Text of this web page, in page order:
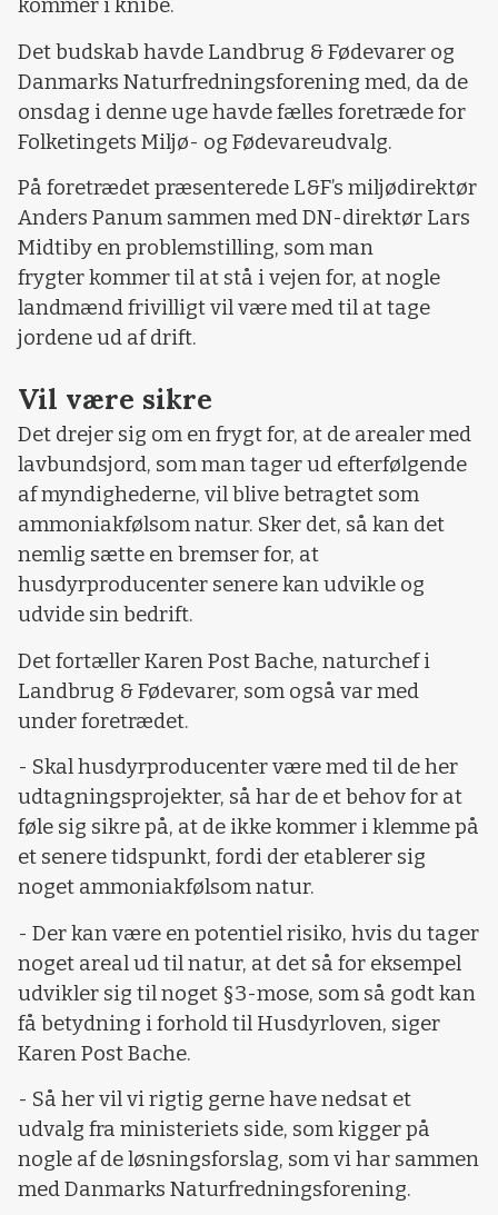
kommer i knibe.
Det budskab havde Landbrug & Fødevarer og
Danmarks Naturfredningsforening med, da de
onsdag i denne uge havde fælles foretræde for
Folketingets Miljø- og Fødevareudvalg.
På foretrædet præsenterede L&F’s miljødirektør
Anders Panum sammen med DN-direktør Lars
Midtiby en problemstilling, som man
frygter kommer til at stå i vejen for, at nogle
landmænd frivilligt vil være med til at tage
jordene ud af drift.
Vil være sikre
Det drejer sig om en frygt for, at de arealer med
lavbundsjord, som man tager ud efterfølgende
af myndighederne, vil blive betragtet som
ammoniakfølsom natur. Sker det, så kan det
nemlig sætte en bremser for, at
husdyrproducenter senere kan udvikle og
udvide sin bedrift.
Det fortæller Karen Post Bache, naturchef i
Landbrug & Fødevarer, som også var med
under foretrædet.
- Skal husdyrproducenter være med til de her
udtagningsprojekter, så har de et behov for at
føle sig sikre på, at de ikke kommer i klemme på
et senere tidspunkt, fordi der etablerer sig
noget ammoniakfølsom natur.
- Der kan være en potentiel risiko, hvis du tager
noget areal ud til natur, at det så for eksempel
udvikler sig til noget §3-mose, som så godt kan
få betydning i forhold til Husdyrloven, siger
Karen Post Bache.
- Så her vil vi rigtig gerne have nedsat et
udvalg fra ministeriets side, som kigger på
nogle af de løsningsforslag, som vi har sammen
med Danmarks Naturfredningsforening.